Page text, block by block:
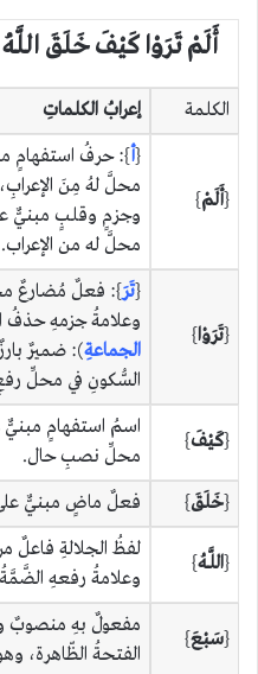
أَلَمْ تَرَوْا كَيْفَ خَلَقَ
الكلمة إعرابُ الكلماتِ
{أَلَمْ}
{أ}: حرفُ استفهامٍ
محلَّ لهُ مِنَ
وجزمٍ وقلبٍ مبنيٌّ
محلَّ له من الإعراب.
{تَرَوْا}
{تَرَ}: فعلٌ مُضارعٌ
وعلامةُ جزمهِ حذفُ
الجماعةِ): ضميرٌ
السُّكونِ في محلِّ
{كَيْفَ}
اسمُ استفهامٍ مبنيٌّ
محلِّ نصبِ حال.
{خَلَقَ} فعلٌ ماضٍ مبنيٌّ على
{اللَّـهُ}
لفظُ الجلالةِ فاعلٌ
وعلامةُ رفعهِ الضَّمَّةُ
{سَبْعَ}
مفعولٌ بهِ منصوبٌ
الفتحةُ الظّاهرة،